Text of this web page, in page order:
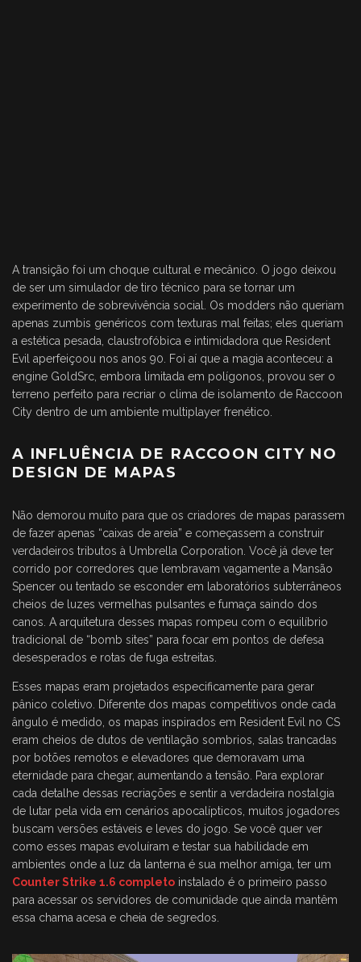
A transição foi um choque cultural e mecânico. O jogo deixou
de ser um simulador de tiro técnico para se tornar um
experimento de sobrevivência social. Os modders não queriam
apenas zumbis genéricos com texturas mal feitas; eles queriam
a estética pesada, claustrofóbica e intimidadora que Resident
Evil aperfeiçoou nos anos 90. Foi aí que a magia aconteceu: a
engine GoldSrc, embora limitada em polígonos, provou ser o
terreno perfeito para recriar o clima de isolamento de Raccoon
City dentro de um ambiente multiplayer frenético.
A INFLUÊNCIA DE RACCOON CITY NO
DESIGN DE MAPAS
Não demorou muito para que os criadores de mapas parassem
de fazer apenas “caixas de areia” e começassem a construir
verdadeiros tributos à Umbrella Corporation. Você já deve ter
corrido por corredores que lembravam vagamente a Mansão
Spencer ou tentado se esconder em laboratórios subterrâneos
cheios de luzes vermelhas pulsantes e fumaça saindo dos
canos. A arquitetura desses mapas rompeu com o equilíbrio
tradicional de “bomb sites” para focar em pontos de defesa
desesperados e rotas de fuga estreitas.
Esses mapas eram projetados especificamente para gerar
pânico coletivo. Diferente dos mapas competitivos onde cada
ângulo é medido, os mapas inspirados em Resident Evil no CS
eram cheios de dutos de ventilação sombrios, salas trancadas
por botões remotos e elevadores que demoravam uma
eternidade para chegar, aumentando a tensão. Para explorar
cada detalhe dessas recriações e sentir a verdadeira nostalgia
de lutar pela vida em cenários apocalípticos, muitos jogadores
buscam versões estáveis e leves do jogo. Se você quer ver
como esses mapas evoluíram e testar sua habilidade em
ambientes onde a luz da lanterna é sua melhor amiga, ter um
Counter Strike 1.6 completo instalado é o primeiro passo
para acessar os servidores de comunidade que ainda mantêm
essa chama acesa e cheia de segredos.